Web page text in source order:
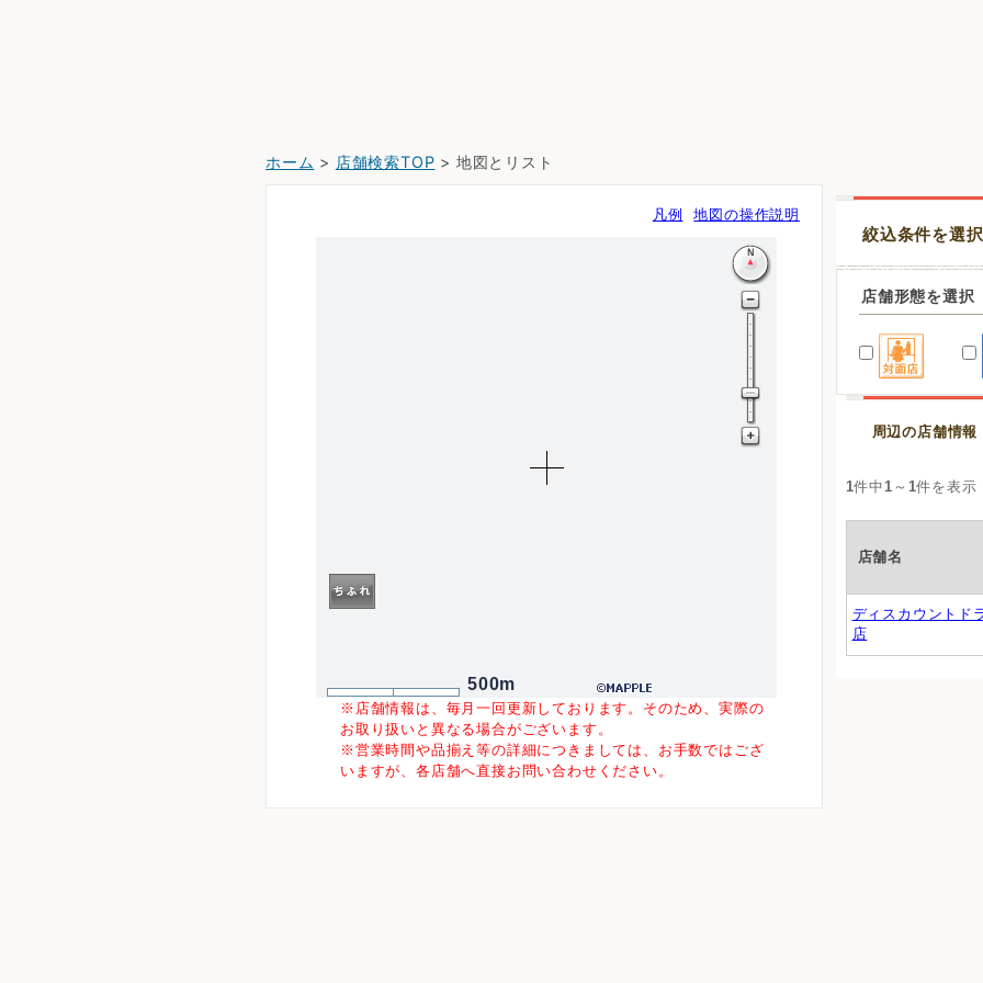
ホーム > 店舗検索TOP > 地図とリスト
凡例 地図の操作説明
500m
※店舗情報は、毎月一回更新しております。そのため、実際の
お取り扱いと異なる場合がございます。
※営業時間や品揃え等の詳細につきましては、お手数ではござ
いますが、各店舗へ直接お問い合わせください。
絞込条件を選
店舗形態を選択
周辺の店舗情報
1件中 1 ～ 1件を表示
店舗名
ディスカウントド
店